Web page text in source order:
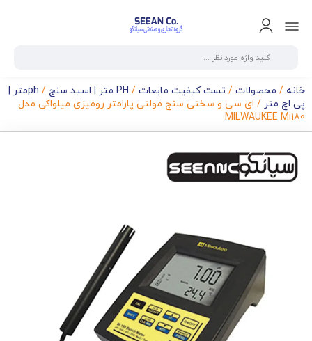
خانه / محصولات / تست کیفیت مایعات / PH متر | اسید سنج /
phمتر |
پی اچ متر / ای سی و سختی سنج مولتی پارامتر رومیزی میلواکی مدل
MILWAUKEE Mi180